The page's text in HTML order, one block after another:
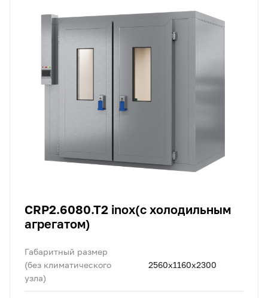
CRP2.6080.T2 inox(с холодильным
агрегатом)
Габаритный размер
(без климатического
узла)
2560x1160х2300